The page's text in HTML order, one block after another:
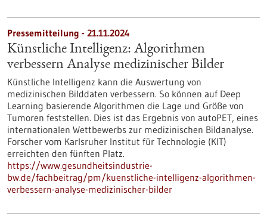
Pressemitteilung - 21.11.2024
Künstliche Intelligenz: Algorithmen
verbessern Analyse medizinischer Bilder
Künstliche Intelligenz kann die Auswertung von
medizinischen Bilddaten verbessern. So können auf Deep
Learning basierende Algorithmen die Lage und Größe von
Tumoren feststellen. Dies ist das Ergebnis von autoPET, eines
internationalen Wettbewerbs zur medizinischen Bildanalyse.
Forscher vom Karlsruher Institut für Technologie (KIT)
erreichten den fünften Platz.
https://www.gesundheitsindustrie-
bw.de/fachbeitrag/pm/kuenstliche-intelligenz-algorithmen-
verbessern-analyse-medizinischer-bilder